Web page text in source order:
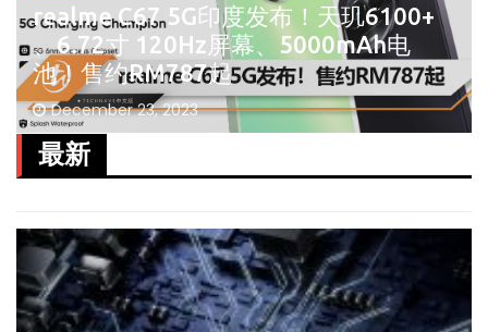
realme C67 5G印度发布！天玑6100+
、6.72寸 120Hz屏幕、5000mAh电
池！售约RM787起
December 23, 2023
最新